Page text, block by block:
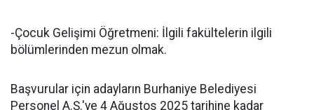
-Çocuk Gelişimi Öğretmeni: İlgili fakültelerin ilgili
bölümlerinden mezun olmak.
Başvurular için adayların Burhaniye Belediyesi
Personel A.Ş.'ye 4 Ağustos 2025 tarihine kadar